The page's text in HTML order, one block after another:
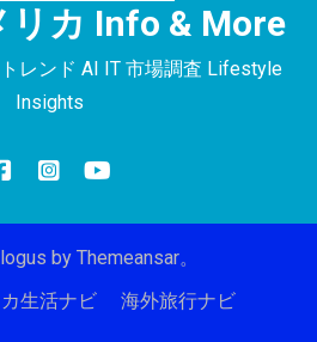
リカ Info & More
レンド AI IT 市場調査 Lifestyle
Insights
by Themeansar。
生活ナビ 海外旅行ナビ